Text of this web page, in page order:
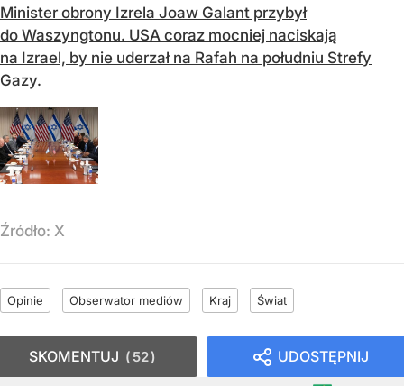
Minister obrony Izrela Joaw Galant przybył
do Waszyngtonu. USA coraz mocniej naciskają
na Izrael, by nie uderzał na Rafah na południu Strefy
Gazy.
Źródło: X
Opinie Obserwator mediów Kraj Świat
UDOSTĘPNIJ
SKOMENTUJ 52